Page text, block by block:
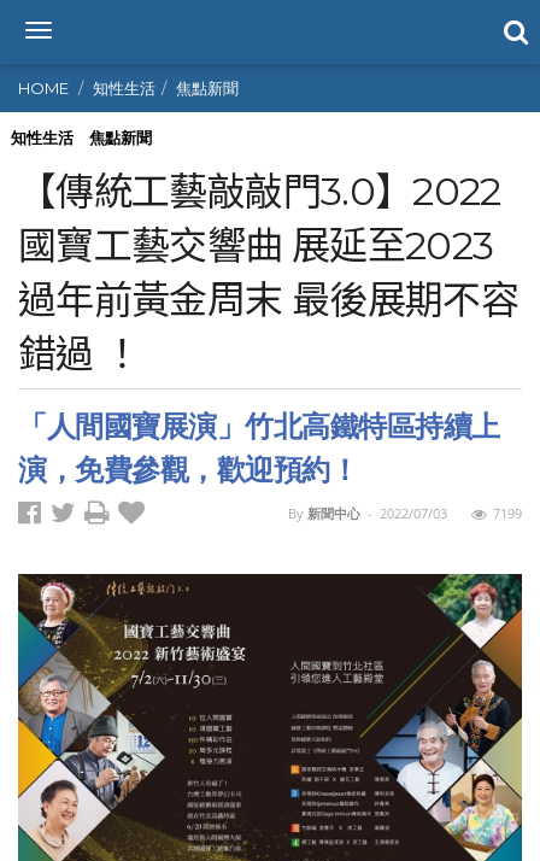
T
g
g
l
a
v
i
g
a
t
i
o
n
HOME 知性生活 焦點新聞
知性生活 焦點新聞
【傳統工藝敲敲門3.0】2022
國寶工藝交響曲 展延至2023
過年前黃金周末 最後展期不容
錯過 ！
「人間國寶展演」竹北高鐵特區持續上
演，免費參觀，歡迎預約！
By 新聞中心 - 2022/07/03 7199